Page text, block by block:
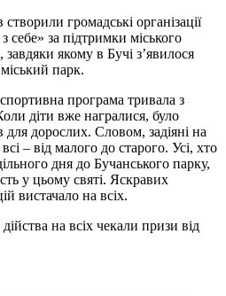
створили громадські організації
за підтримки міського
якому в Бучі з’явилося
парк.
програма тривала з
діти вже награлися, було
для дорослих. Словом, задіяні на
– від малого до старого. Усі, хто
дня до Бучанського парку,
у цьому святі. Яскравих
вистачало на всіх.
на всіх чекали призи від